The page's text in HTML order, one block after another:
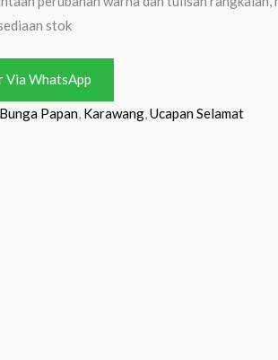
stok
Via WhatsApp
Bunga Papan, Karawang,Ucapan Selamat